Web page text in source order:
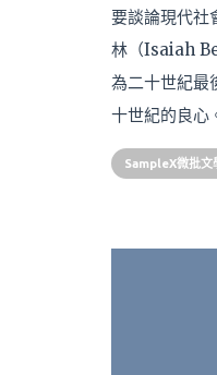
要談論現代社
林（Isaiah
為二十世紀最
十世紀的良心
SampleX微批文